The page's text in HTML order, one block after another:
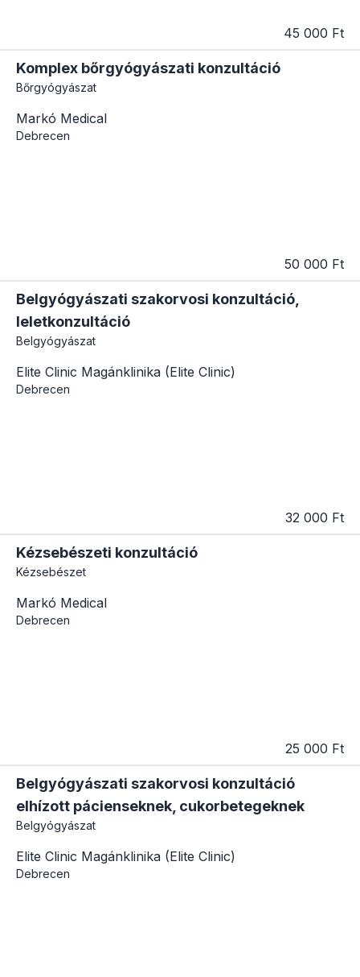
45 000 Ft
Komplex bőrgyógyászati konzultáció
Bőrgyógyászat
Markó Medical
Debrecen
50 000 Ft
Belgyógyászati szakorvosi konzultáció,
leletkonzultáció
Belgyógyászat
Elite Clinic Magánklinika (Elite Clinic)
Debrecen
32 000 Ft
Kézsebészeti konzultáció
Kézsebészet
Markó Medical
Debrecen
25 000 Ft
Belgyógyászati szakorvosi konzultáció
elhízott pácienseknek, cukorbetegeknek
Belgyógyászat
Elite Clinic Magánklinika (Elite Clinic)
Debrecen